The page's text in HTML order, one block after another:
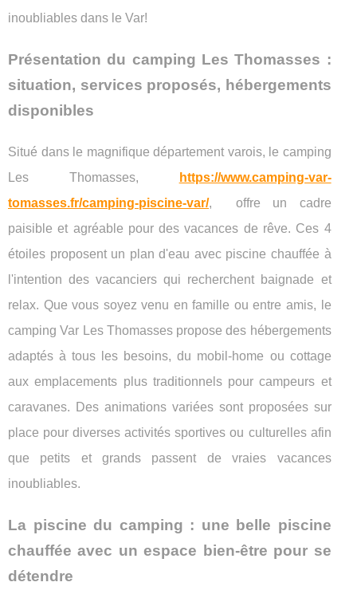
inoubliables dans le Var!
Présentation du camping Les Thomasses :
situation, services proposés, hébergements
disponibles
Situé dans le magnifique département varois, le camping
Les Thomasses,
https://www.camping-var-
tomasses.fr/camping-piscine-var/, offre un cadre
paisible et agréable pour des vacances de rêve. Ces 4
étoiles proposent un plan d'eau avec piscine chauffée à
l'intention des vacanciers qui recherchent baignade et
relax. Que vous soyez venu en famille ou entre amis, le
camping Var Les Thomasses propose des hébergements
adaptés à tous les besoins, du mobil-home ou cottage
aux emplacements plus traditionnels pour campeurs et
caravanes. Des animations variées sont proposées sur
place pour diverses activités sportives ou culturelles afin
que petits et grands passent de vraies vacances
inoubliables.
La piscine du camping : une belle piscine
chauffée avec un espace bien-être pour se
détendre